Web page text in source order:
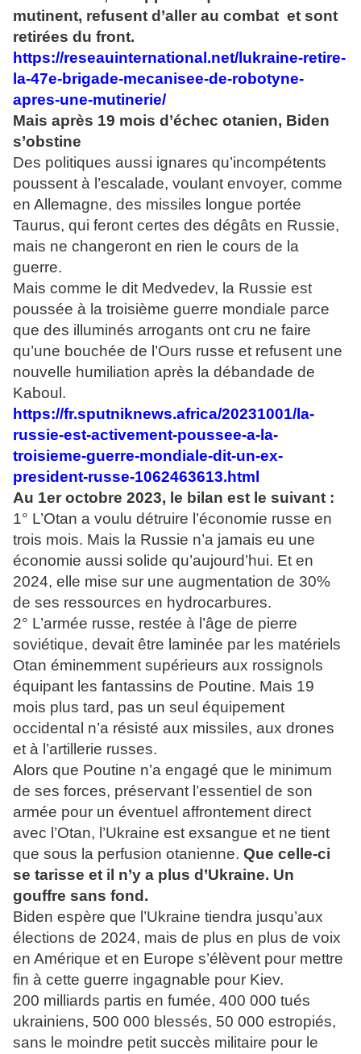
mutinent, refusent d’aller au combat et sont
retirées du front.
https://reseauinternational.net/lukraine-retire-
la-47e-brigade-mecanisee-de-robotyne-
apres-une-mutinerie/
Mais après 19 mois d’échec otanien, Biden
s’obstine
Des politiques aussi ignares qu’incompétents
poussent à l’escalade, voulant envoyer, comme
en Allemagne, des missiles longue portée
Taurus, qui feront certes des dégâts en Russie,
mais ne changeront en rien le cours de la
guerre.
Mais comme le dit Medvedev, la Russie est
poussée à la troisième guerre mondiale parce
que des illuminés arrogants ont cru ne faire
qu’une bouchée de l’Ours russe et refusent une
nouvelle humiliation après la débandade de
Kaboul.
https://fr.sputniknews.africa/20231001/la-
russie-est-activement-poussee-a-la-
troisieme-guerre-mondiale-dit-un-ex-
president-russe-1062463613.html
Au 1er octobre 2023, le bilan est le suivant :
1° L’Otan a voulu détruire l’économie russe en
trois mois. Mais la Russie n’a jamais eu une
économie aussi solide qu’aujourd’hui. Et en
2024, elle mise sur une augmentation de 30%
de ses ressources en hydrocarbures.
2° L’armée russe, restée à l’âge de pierre
soviétique, devait être laminée par les matériels
Otan éminemment supérieurs aux rossignols
équipant les fantassins de Poutine. Mais 19
mois plus tard, pas un seul équipement
occidental n’a résisté aux missiles, aux drones
et à l’artillerie russes.
Alors que Poutine n’a engagé que le minimum
de ses forces, préservant l’essentiel de son
armée pour un éventuel affrontement direct
avec l’Otan, l’Ukraine est exsangue et ne tient
que sous la perfusion otanienne. Que celle-ci
se tarisse et il n’y a plus d’Ukraine. Un
gouffre sans fond.
Biden espère que l’Ukraine tiendra jusqu’aux
élections de 2024, mais de plus en plus de voix
en Amérique et en Europe s’élèvent pour mettre
fin à cette guerre ingagnable pour Kiev.
200 milliards partis en fumée, 400 000 tués
ukrainiens, 500 000 blessés, 50 000 estropiés,
sans le moindre petit succès militaire pour le